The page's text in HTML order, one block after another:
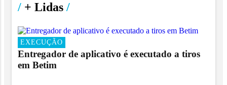
/ + Lidas /
EXECUÇÃO
Entregador de aplicativo é executado a tiros
em Betim